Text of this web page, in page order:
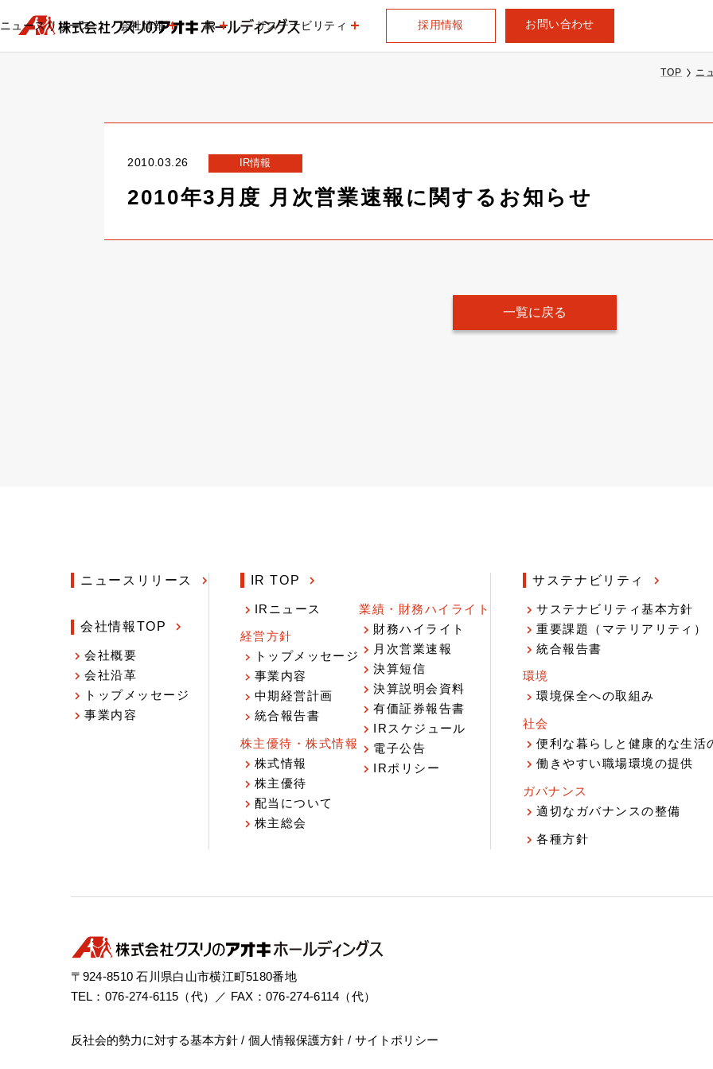
ニュースリリース 会社情報 IR サステナビリティ 採用情報 お問い合わせ
TOP ニ
2010.03.26 IR情報
2010年3月度 月次営業速報に関するお知らせ
一覧に戻る
ニュースリリース
会社情報TOP
会社概要
会社沿革
トップメッセージ
事業内容
IR TOP
IRニュース
経営方針
トップメッセージ
事業内容
中期経営計画
統合報告書
株主優待・株式情報
株式情報
株主優待
配当について
株主総会
業績・財務ハイライト
財務ハイライト
月次営業速報
決算短信
決算説明会資料
有価証券報告書
IRスケジュール
電子公告
IRポリシー
サステナビリティ
サステナビリティ基本方針
重要課題（マテリアリティ）
統合報告書
環境
環境保全への取組み
社会
便利な暮らしと健康的な生活
働きやすい職場環境の提供
ガバナンス
適切なガバナンスの整備
各種方針
〒924-8510 石川県白山市横江町5180番地
TEL：076-274-6115（代）／ FAX：076-274-6114（代）
反社会的勢力に対する基本方針 個人情報保護方針 サイトポリシー